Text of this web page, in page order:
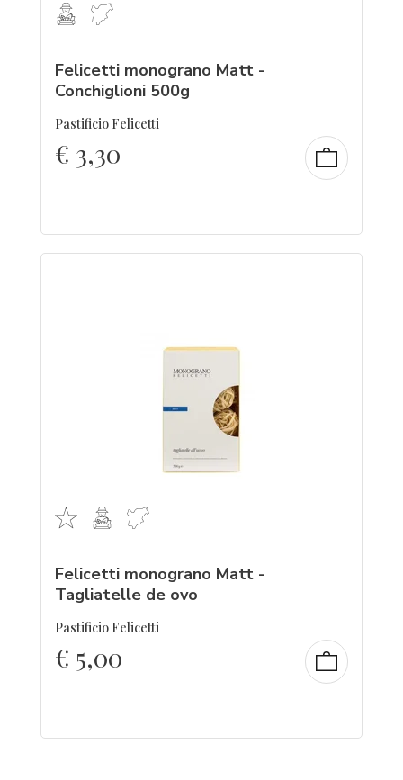
Felicetti monograno Matt -
Conchiglioni 500g
Pastificio Felicetti
€ 3,30
Felicetti monograno Matt -
Tagliatelle de ovo
Pastificio Felicetti
€ 5,00